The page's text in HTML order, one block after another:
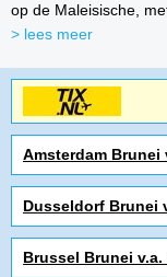
op de Maleisische,
> lees meer
Amsterdam Brunei
Dusseldorf Brunei
Brussel Brunei v.a.